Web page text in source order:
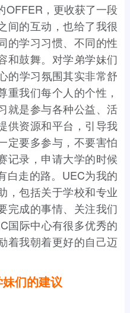
OFFER，更收获了一段
间的互动，也给了我很
的学习习惯、不同的性
和鼓舞。对学弟学妹们
的学习氛围其实非常舒
重我们每个人的个性，
就是参与各种公益、活
供资源和平台，引导我
定要多参与，不要害怕
记录，申请大学的时候
白走的路。UEC为我的
，包括关于学校和专业
完成的事情、关注我们
国际中心有很多优秀的
着我朝着更好的自己迈
们的建议